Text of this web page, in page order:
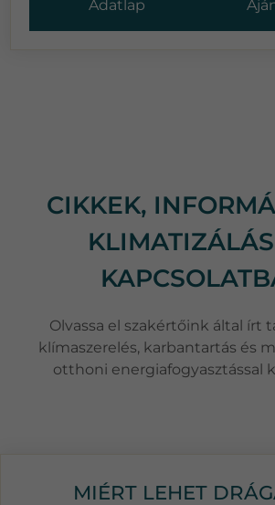
Adatlap
CIKKEK,
Olvassa el szakértőink által írt
klímaszerelés, karbantartás és
otthoni energiafogyasztással
MIÉRT LEHET